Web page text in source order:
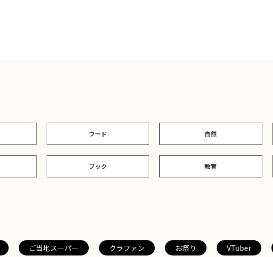
フード 自然
ブック 教育
ご当地スーパー クラファン お祭り VTuber